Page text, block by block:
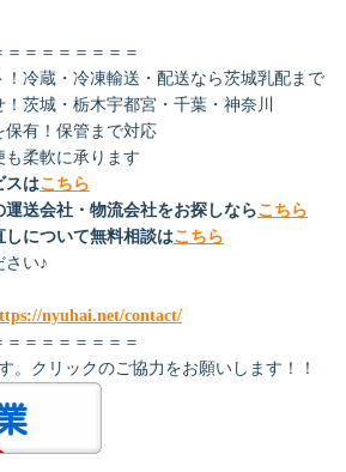
＝＝＝＝＝＝＝
冷蔵・冷凍輸送・配送なら茨城乳配まで
茨城・栃木宇都宮・千葉・神奈川
有！保管まで対応
柔軟に承ります
スはこちら
送会社・物流会社をお探しならこちら
について無料相談はこちら
さい♪
nyuhai.net/contact/
＝＝＝＝＝＝＝
。クリックのご協力をお願いします！！